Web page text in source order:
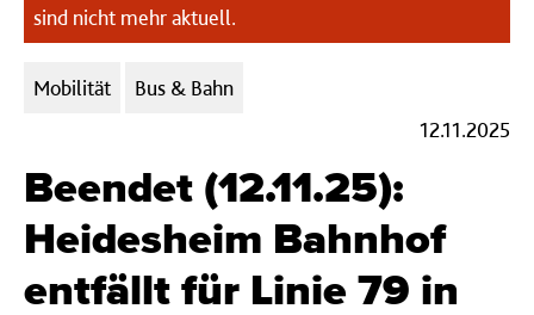
sind nicht mehr aktuell.
Kategorien:
Mobilität
Bus & Bahn
12.11.2025
Beendet (12.11.25):
Heidesheim Bahnhof
entfällt für Linie 79 in